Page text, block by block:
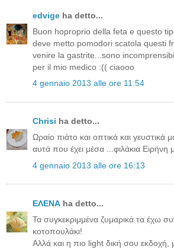
edvige ha detto...
Buon hoproprio della feta e questo
deve metto pomodori scatola questi
venire la gastrite...sono
per il mio medico :(( ciaooo
4 gennaio 2013 alle ore 11:54
Chrisi ha detto...
Ωραίο πιάτο και οπτικά και γευστικά
αυτά που έχει μέσα ...φιλάκια Ειρήνη
4 gennaio 2013 alle ore 16:13
ΕΛΕΝΑ ha detto...
Τα συγκεκριμμένα ζυμαρικά τα έχω
κοτοπουλάκι!
Αλλά και η πιο light δική σου εκδοχή,